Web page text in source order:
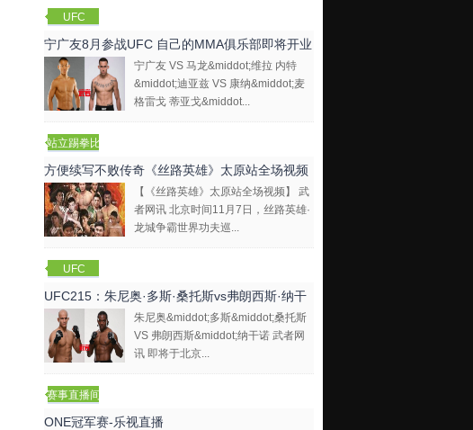
UFC
宁广友8月参战UFC 自己的MMA俱乐部即将开业
宁广友 VS 马龙&middot;维拉 内特
&middot;迪亚兹 VS 康纳&middot;麦
格雷戈 蒂亚戈&middot...
站立踢拳比
赛视频
方便续写不败传奇《丝路英雄》太原站全场视频
【《丝路英雄》太原站全场视频】 武
者网讯 北京时间11月7日，丝路英雄·
龙城争霸世界功夫巡...
UFC
UFC215：朱尼奥·多斯·桑托斯vs弗朗西斯·纳干
朱尼奥&middot;多斯&middot;桑托斯
VS 弗朗西斯&middot;纳干诺 武者网
讯 即将于北京...
赛事直播间
ONE冠军赛-乐视直播